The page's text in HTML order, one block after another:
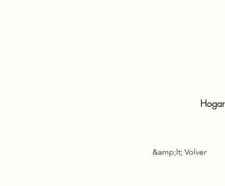
Hogar
&amp;lt; Volver